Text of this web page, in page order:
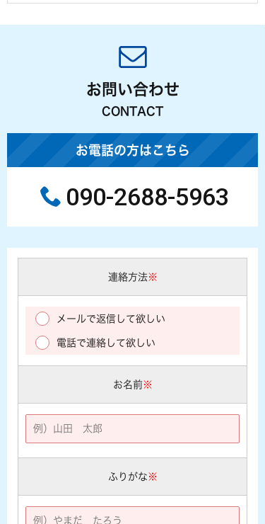
お問い合わせ
CONTACT
お電話の方はこちら
090-2688-5963
連絡方法※
メールで返信して欲しい
電話で連絡して欲しい
お名前※
ふりがな ※